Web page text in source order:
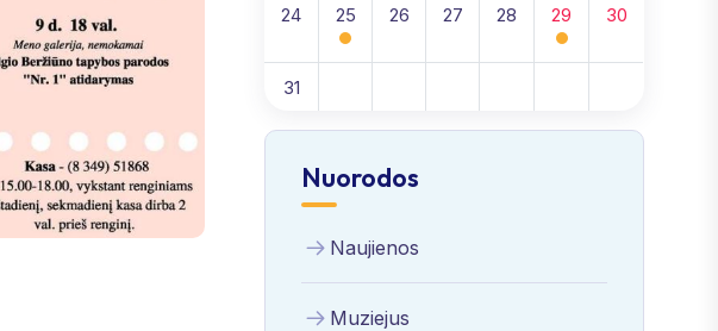
24 25 26 27 28 29 30
31
Nuorodos
Naujienos
Muziejus